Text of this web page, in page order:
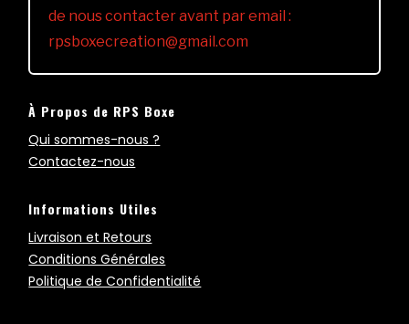
de nous contacter avant par email :
rpsboxecreation@gmail.com
À Propos de RPS Boxe
Qui sommes-nous ?
Contactez-nous
Informations Utiles
Livraison et Retours
Conditions Générales
Politique de Confidentialité